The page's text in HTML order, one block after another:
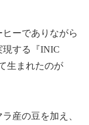
ーでありながら
現する『INIC
生まれたのが
産の豆を加え、